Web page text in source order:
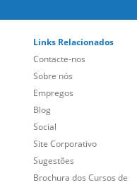
Links Relacionados
Contacte-nos
Sobre nós
Empregos
Blog
Social
Site Corporativo
Sugestões
Brochura dos Cursos de